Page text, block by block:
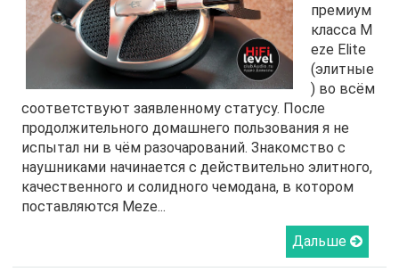
премиум
класса M
eze Elite
(элитные
) во всём
соответствуют заявленному статусу. После
продолжительного домашнего пользования я не
испытал ни в чём разочарований. Знакомство с
наушниками начинается с действительно элитного,
качественного и солидного чемодана, в котором
поставляются Meze...
Дальше